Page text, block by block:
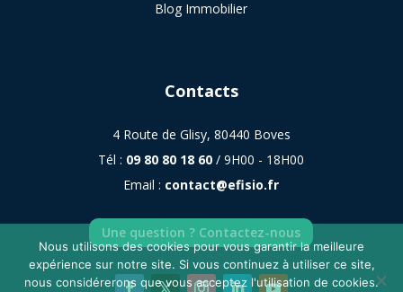
Blog Immobilier
Contacts
4 Route de Glisy, 80440 Boves
Tél : 09 80 80 18 60 / 9H00 - 18H00
Email : contact@efisio.fr
Une question ? Contactez-nous
Nous utilisons des cookies pour vous garantir la meilleure
expérience sur notre site. Si vous continuez à utiliser ce site,
nous considérerons que vous acceptez l'utilisation de cookies.